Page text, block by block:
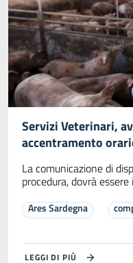
Servizi Veterinari,
accentramento
La comunicazione di
procedura, dovrà
Ares Sardegna
LEGGI DI PIÙ